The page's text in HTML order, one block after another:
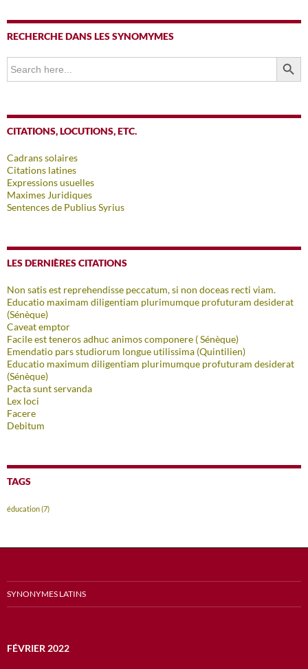
RECHERCHE DANS LES SYNOMYMES
Search
for:
SEARCH
CITATIONS, LOCUTIONS, ETC.
Cadrans solaires
Citations latines
Expressions usuelles
Maximes Juridiques
Sentences de Publius Syrius
LES DERNIÈRES CITATIONS
Non satis est reprehendisse peccatum, si non doceas recti viam.
Educatio maximam diligentiam plurimumque profuturam desiderat
(Sénèque)
Caveat emptor
Facile est teneros adhuc animos componere ( Sénèque)
Emendatio pars studiorum longue utilissima (Quintilien)
Educatio maximum diligentiam plurimumque profuturam desiderat
(Sénèque)
Pacta sunt servanda
Lex loci
Facere
Debitum
TAGS
éducation(7)
SYNONYMES LATINS
FÉVRIER 2022